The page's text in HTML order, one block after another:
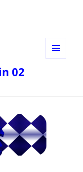
02